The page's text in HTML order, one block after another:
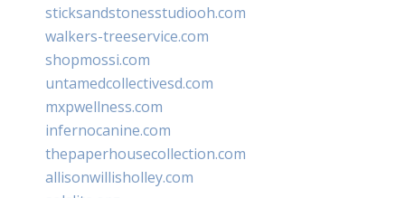
sticksandstonesstudiooh.com
walkers-treeservice.com
shopmossi.com
untamedcollectivesd.com
mxpwellness.com
infernocanine.com
thepaperhousecollection.com
allisonwillisholley.com